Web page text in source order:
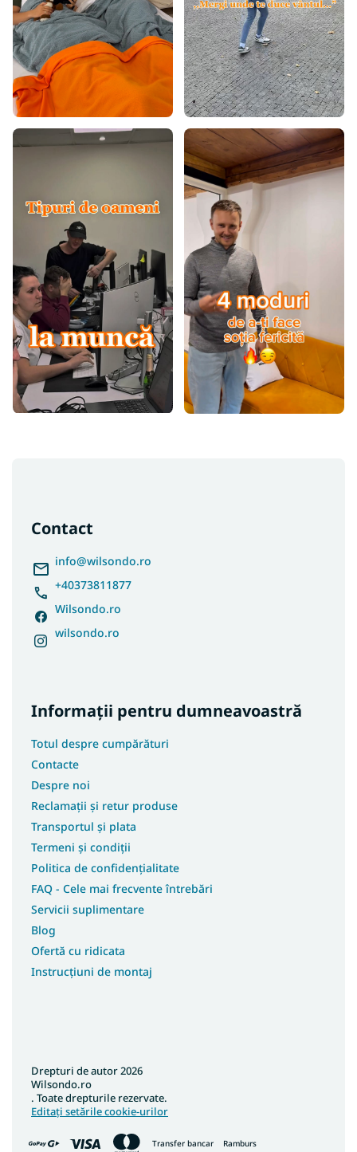
Contact
info@wilsondo.ro
+40373811877
Wilsondo.ro
wilsondo.ro
Informații pentru dumneavoastră
Totul despre cumpărături
Contacte
Despre noi
Reclamații și retur produse
Transportul și plata
Termeni și condiții
Politica de confidențialitate
FAQ - Cele mai frecvente întrebări
Servicii suplimentare
Blog
Ofertă cu ridicata
Instrucțiuni de montaj
Transfer bancar Ramburs
Drepturi de autor 2026
Wilsondo.ro
. Toate drepturile rezervate.
Editați setările cookie-urilor